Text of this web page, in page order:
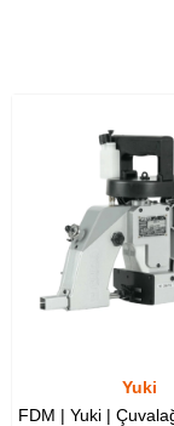
Yuki
FDM | Yuki |